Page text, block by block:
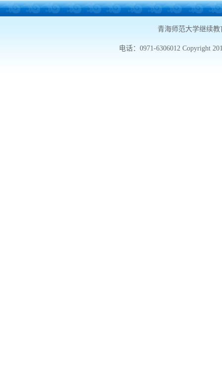
青海师范大学继续
电话：0971-6306012 Copyright